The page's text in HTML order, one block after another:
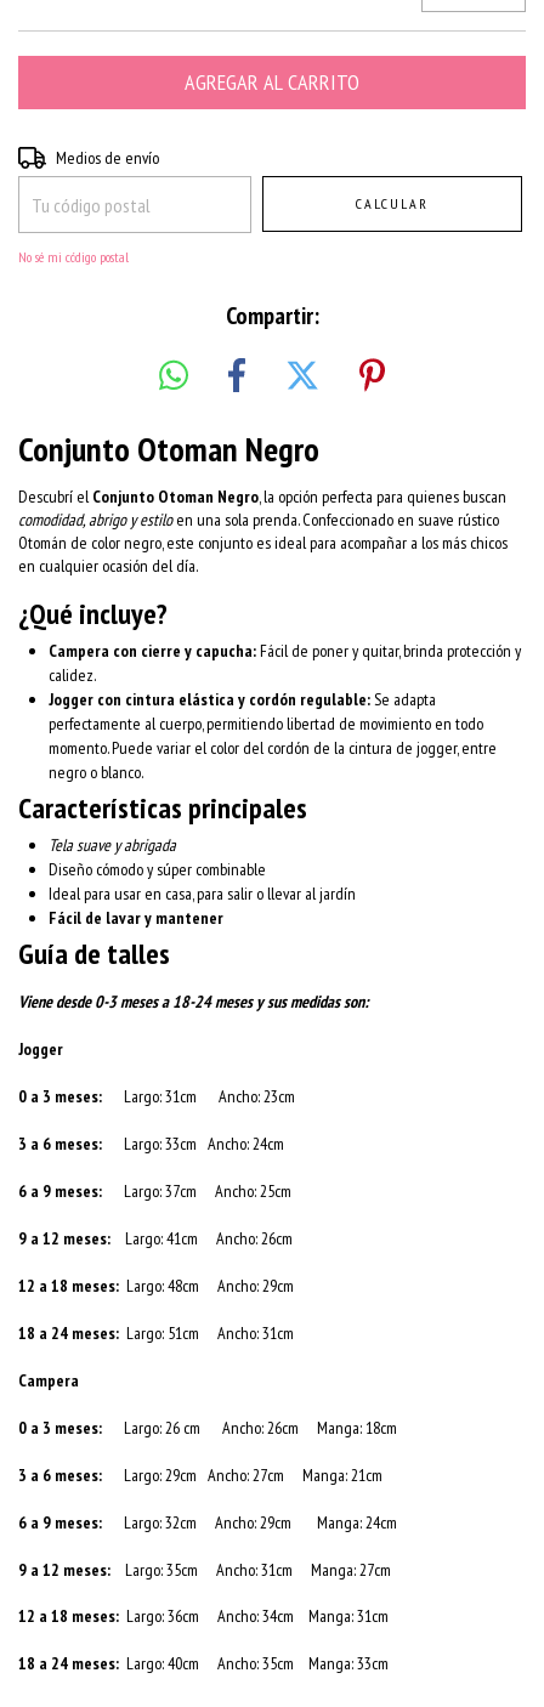
Entregas para el CP:
Medios de envío
CALCULAR
No sé mi código postal
Compartir:
Conjunto Otoman Negro
Descubrí el Conjunto Otoman Negro , la opción perfecta para quienes buscan
comodidad, abrigo y estiloen una sola prenda. Confeccionado en suave rústico
Otomán de color negro, este conjunto es ideal para acompañar a los más chicos
en cualquier ocasión del día.
¿Qué incluye?
Campera con cierre y capucha:Fácil de poner y quitar, brinda protección y
calidez.
Jogger con cintura elástica y cordón regulable: Se adapta
perfectamente al cuerpo, permitiendo libertad de movimiento en todo
momento. Puede variar el color del cordón de la cintura de jogger, entre
negro o blanco.
Características principales
Tela suave y abrigada
Diseño cómodo y súper combinable
Ideal para usar en casa, para salir o llevar al jardín
Fácil de lavar y mantener
Guía de talles
Viene desde 0-3 meses a 18-24 meses y sus medidas son:
Jogger
0 a 3 meses: Largo: 31cm Ancho: 23cm
3 a 6 meses: Largo: 33cm Ancho: 24cm
6 a 9 meses: Largo: 37cm Ancho: 25cm
9 a 12 meses: Largo: 41cm Ancho: 26cm
12 a 18 meses: Largo: 48cm Ancho: 29cm
18 a 24 meses: Largo: 51cm Ancho: 31cm
Campera
0 a 3 meses: Largo: 26 cm Ancho: 26cm Manga: 18cm
3 a 6 meses: Largo: 29cm Ancho: 27cm Manga: 21cm
6 a 9 meses: Largo: 32cm Ancho: 29cm Manga: 24cm
9 a 12 meses: Largo: 35cm Ancho: 31cm Manga: 27cm
12 a 18 meses: Largo: 36cm Ancho: 34cm Manga: 31cm
18 a 24 meses: Largo: 40cm Ancho: 35cm Manga: 33cm